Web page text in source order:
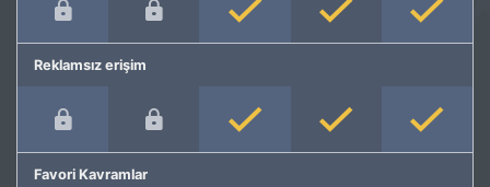
Reklamsız erişim
Favori Kavramlar